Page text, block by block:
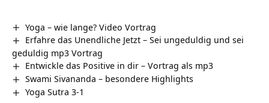
Yoga – wie lange? Video Vortrag
Erfahre das Unendliche Jetzt – Sei ungeduldig und sei
geduldig mp3 Vortrag
Entwickle das Positive in dir – Vortrag als mp3
Swami Sivananda – besondere Highlights
Yoga Sutra 3-1